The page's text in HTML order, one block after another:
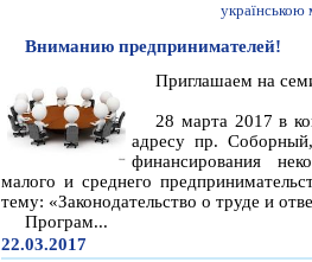
Вниманию предпринимателей!
Приглашаем на
28 марта 2017 в
адресу пр.
финансирования
малого и среднего
тему: «Законодательство о труде и
Програм...
22.03.2017